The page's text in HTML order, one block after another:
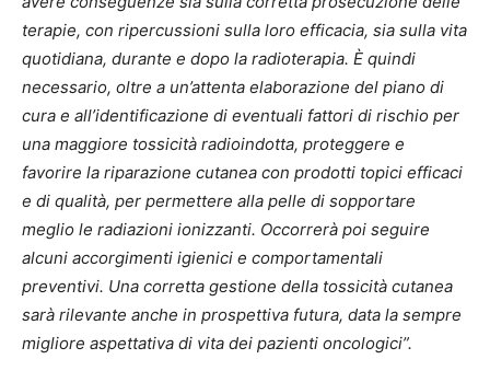
terapie, con ripercussioni sulla loro efficacia, sia sulla vita
quotidiana, durante e dopo la radioterapia. È quindi
necessario, oltre a un’attenta elaborazione del piano di
cura e all’identificazione di eventuali fattori di rischio per
una maggiore tossicità radioindotta, proteggere e
favorire la riparazione cutanea con prodotti topici efficaci
e di qualità, per permettere alla pelle di sopportare
meglio le radiazioni ionizzanti. Occorrerà poi seguire
alcuni accorgimenti igienici e comportamentali
preventivi. Una corretta gestione della tossicità cutanea
sarà rilevante anche in prospettiva futura, data la sempre
migliore aspettativa di vita dei pazienti oncologici”.